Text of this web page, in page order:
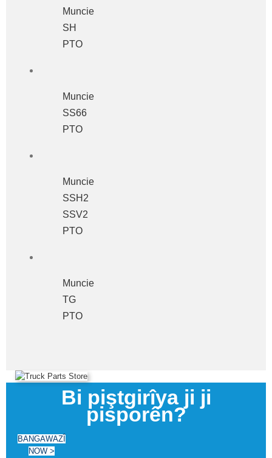
Muncie
SH
PTO
Muncie
SS66
PTO
Muncie
SSH2
SSV2
PTO
Muncie
TG
PTO
Bi piştgirîya ji ji
pisporên?
BANGAWAZÎ
NOW >